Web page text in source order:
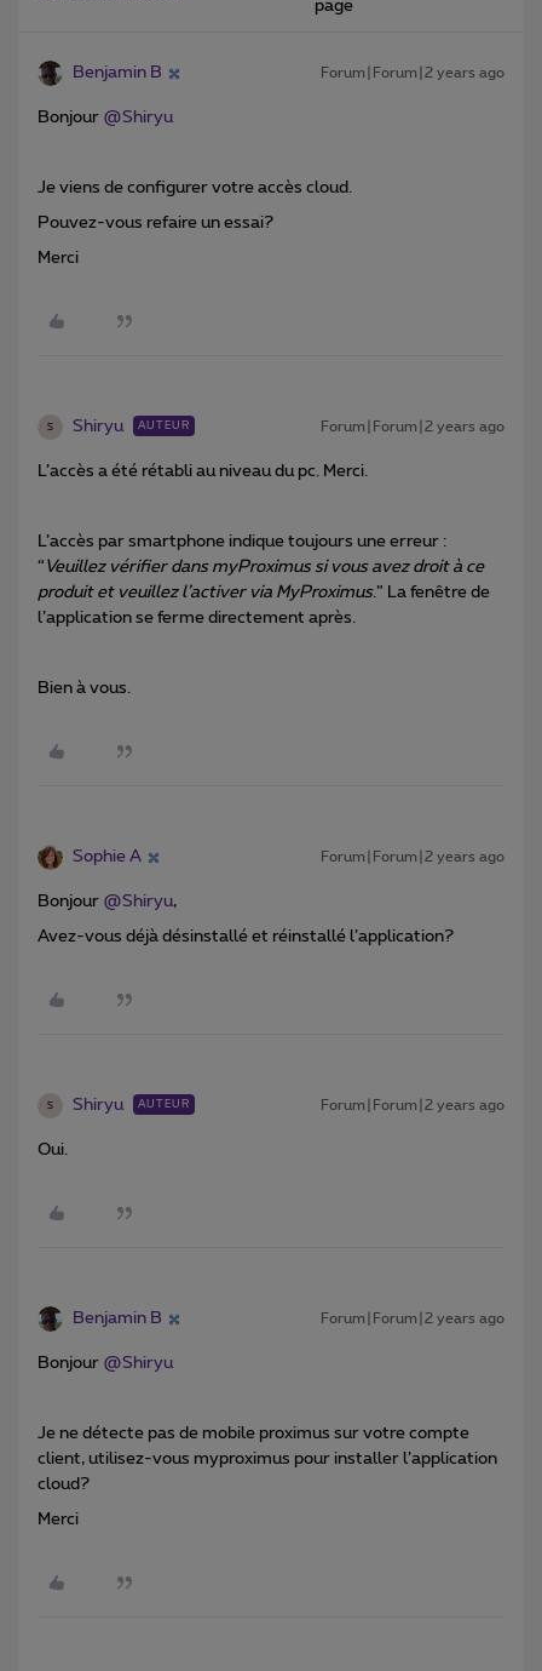
page
Benjamin B Forum|Forum|2 years ago
Bonjour @Shiryu
Je viens de configurer votre accès cloud.
Pouvez-vous refaire un essai?
Merci
S Shiryu AUTEUR Forum|Forum|2 years ago
L’accès a été rétabli au niveau du pc. Merci.
L’accès par smartphone indique toujours une erreur :
“ Veuillez vérifier dans myProximus si vous avez droit à ce
produit et veuillez l’activer via MyProximus.” La fenêtre de
l’application se ferme directement après.
Bien à vous.
Sophie A Forum|Forum|2 years ago
Bonjour @Shiryu,
Avez-vous déjà désinstallé et réinstallé l’application?
S Shiryu AUTEUR Forum|Forum|2 years ago
Oui.
Benjamin B Forum|Forum|2 years ago
Bonjour @Shiryu
Je ne détecte pas de mobile proximus sur votre compte
client, utilisez-vous myproximus pour installer l’application
cloud?
Merci